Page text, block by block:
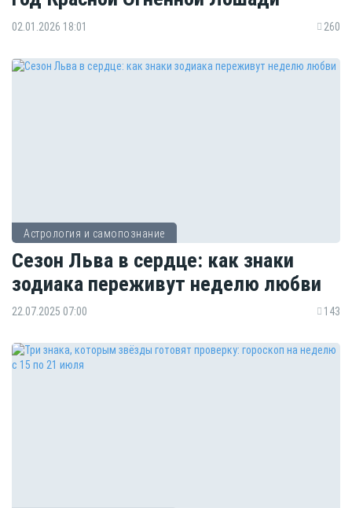
02.01.2026 18:01 260
Астрология и самопознание
Сезон Льва в сердце: как знаки
зодиака переживут неделю любви
22.07.2025 07:00 143